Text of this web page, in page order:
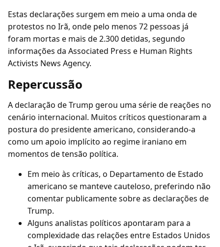
Estas declarações surgem em meio a uma onda de
protestos no Irã, onde pelo menos 72 pessoas já
foram mortas e mais de 2.300 detidas, segundo
informações da Associated Press e Human Rights
Activists News Agency.
Repercussão
A declaração de Trump gerou uma série de reações no
cenário internacional. Muitos críticos questionaram a
postura do presidente americano, considerando-a
como um apoio implícito ao regime iraniano em
momentos de tensão política.
Em meio às críticas, o Departamento de Estado
americano se manteve cauteloso, preferindo não
comentar publicamente sobre as declarações de
Trump.
Alguns analistas políticos apontaram para a
complexidade das relações entre Estados Unidos